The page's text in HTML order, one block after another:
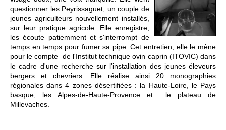
questionner les Peyrissaguet, un couple de
jeunes agriculteurs nouvellement installés,
sur leur pratique agricole. Elle enregistre,
les écoute patiemment et s'interrompt de
temps en temps pour fumer sa pipe. Cet entretien, elle le mène
pour le compte de l'Institut technique ovin caprin (ITOVIC) dans
le cadre d'une recherche sur l'installation des jeunes éleveurs
bergers et chevriers. Elle réalise ainsi 20 monographies
régionales dans 4 zones désertifiées : la Haute-Loire, le Pays
basque, les Alpes-de-Haute-Provence et... le plateau de
Millevaches.